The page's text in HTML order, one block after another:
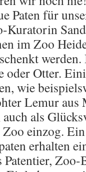
Paten für
Kuratorin
im Zoo
oder Otter.
wie
Lemur aus
als
einzog.
erhalten